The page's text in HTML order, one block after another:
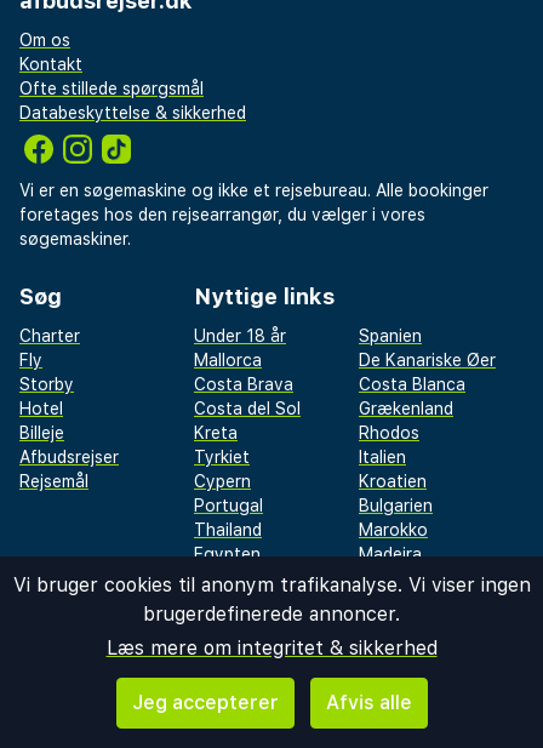
Om os
Kontakt
Ofte stillede spørgsmål
Databeskyttelse & sikkerhed
Vi er en søgemaskine og ikke et rejsebureau. Alle bookinger
foretages hos den rejsearrangør, du vælger i vores
søgemaskiner.
Søg
Charter
Fly
Storby
Hotel
Billeje
Afbudsrejser
Rejsemål
Nyttige links
Under 18 år
Spanien
Mallorca
De Kanariske Øer
Costa Brava
Costa Blanca
Costa del Sol
Grækenland
Kreta
Rhodos
Tyrkiet
Italien
Cypern
Kroatien
Portugal
Bulgarien
Thailand
Marokko
Egypten
Madeira
sistaminuten.se | afbudsrejser.dk | äkkilähdöt.fi
Vi bruger cookies til anonym trafikanalyse. Vi viser ingen
brugerdefinerede annoncer.
Læs mere om integritet & sikkerhed
Jeg accepterer Afvis alle